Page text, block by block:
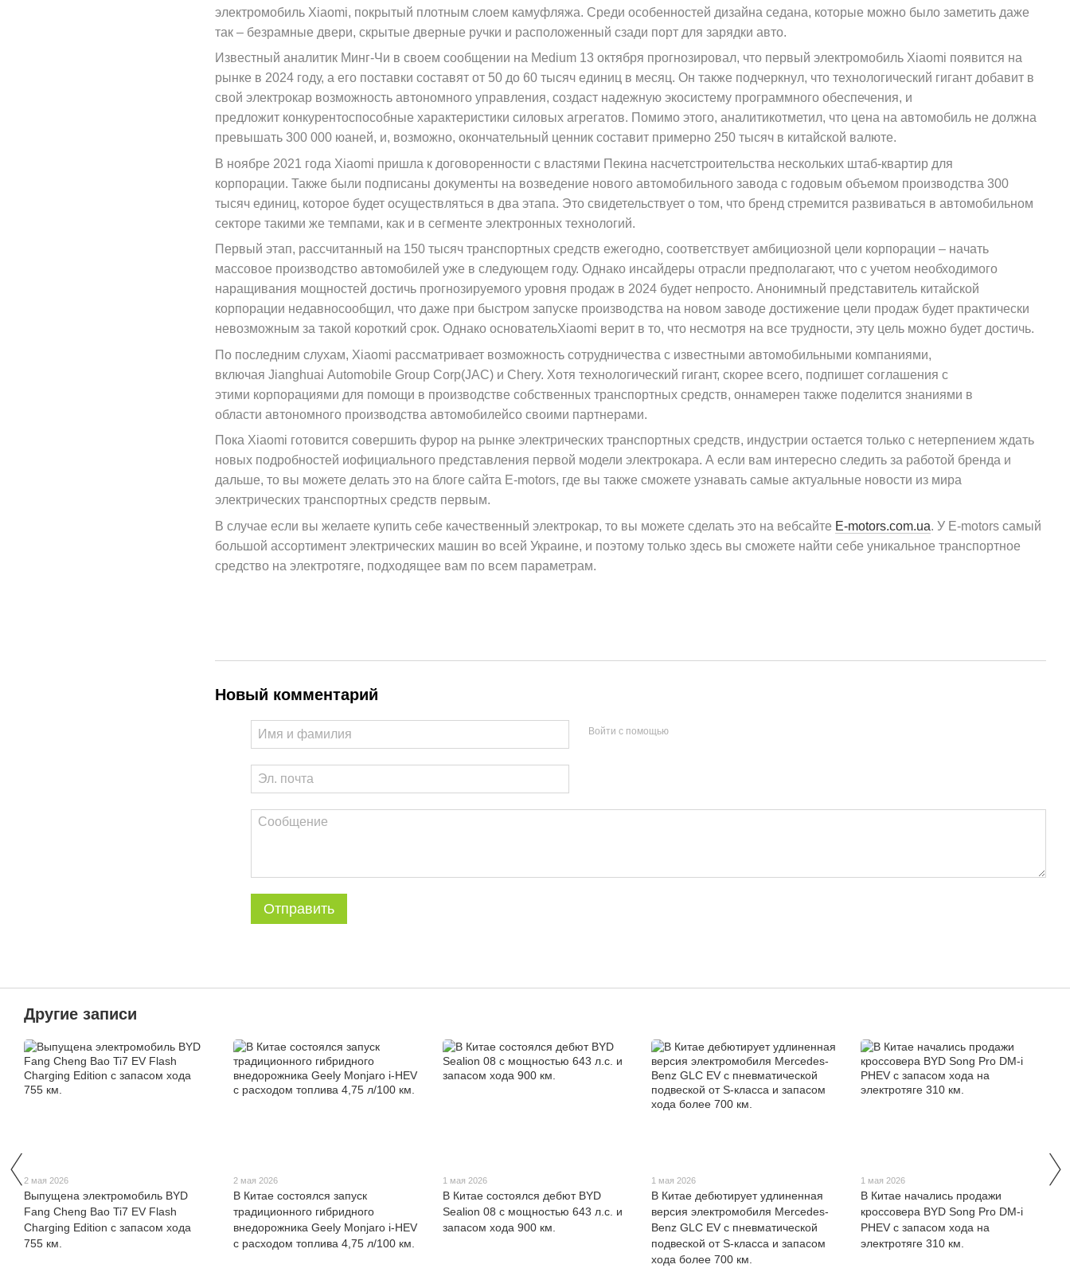
электромобиль Xiaomi, покрытый плотным слоем камуфляжа. Среди особенностей дизайна седана, которые можно было заметить даже
так – безрамные двери, скрытые дверные ручки и расположенный сзади порт для зарядки авто.
Известный аналитик Минг-Чи в своем сообщении на Medium 13 октября прогнозировал, что первый электромобиль Xiaomi появится на
рынке в 2024 году, а его поставки составят от 50 до 60 тысяч единиц в месяц. Он также подчеркнул, что технологический гигант добавит в
свой электрокар возможность автономного управления, создаст надежную экосистему программного обеспечения, и
предложит конкурентоспособные характеристики силовых агрегатов. Помимо этого, аналитикотметил, что цена на автомобиль не должна
превышать 300 000 юаней, и, возможно, окончательный ценник составит примерно 250 тысяч в китайской валюте.
В ноябре 2021 года Xiaomi пришла к договоренности с властями Пекина насчетстроительства нескольких штаб-квартир для
корпорации. Также были подписаны документы на возведение нового автомобильного завода с годовым объемом производства 300
тысяч единиц, которое будет осуществляться в два этапа. Это свидетельствует о том, что бренд стремится развиваться в автомобильном
секторе такими же темпами, как и в сегменте электронных технологий.
Первый этап, рассчитанный на 150 тысяч транспортных средств ежегодно, соответствует амбициозной цели корпорации – начать
массовое производство автомобилей уже в следующем году. Однако инсайдеры отрасли предполагают, что с учетом необходимого
наращивания мощностей достичь прогнозируемого уровня продаж в 2024 будет непросто. Анонимный представитель китайской
корпорации недавносообщил, что даже при быстром запуске производства на новом заводе достижение цели продаж будет практически
невозможным за такой короткий срок. Однако основательXiaomi верит в то, что несмотря на все трудности, эту цель можно будет достичь.
По последним слухам, Xiaomi рассматривает возможность сотрудничества с известными автомобильными компаниями,
включая Jianghuai Automobile Group Corp(JAC) и Chery. Хотя технологический гигант, скорее всего, подпишет соглашения с
этими корпорациями для помощи в производстве собственных транспортных средств, оннамерен также поделится знаниями в
области автономного производства автомобилейсо своими партнерами.
Пока Xiaomi готовится совершить фурор на рынке электрических транспортных средств, индустрии остается только с нетерпением ждать
новых подробностей иофициального представления первой модели электрокара. А если вам интересно следить за работой бренда и
дальше, то вы можете делать это на блоге сайта E-motors, где вы также сможете узнавать самые актуальные новости из мира
электрических транспортных средств первым.
В случае если вы желаете купить себе качественный электрокар, то вы можете сделать это на вебсайте E-motors.com.ua. У E-motors самый
большой ассортимент электрических машин во всей Украине, и поэтому только здесь вы сможете найти себе уникальное транспортное
средство на электротяге, подходящее вам по всем параметрам.
Новый комментарий
Войти с помощью
Отправить
Другие записи
2 мая 2026
Выпущена электромобиль BYD
Fang Cheng Bao Ti7 EV Flash
Charging Edition с запасом хода
755 км.
2 мая 2026
В Китае состоялся запуск
традиционного гибридного
внедорожника Geely Monjaro i-HEV
с расходом топлива 4,75 л/100 км.
1 мая 2026
В Китае состоялся дебют BYD
Sealion 08 с мощностью 643 л.с. и
запасом хода 900 км.
1 мая 2026
В Китае дебютирует удлиненная
версия электромобиля Mercedes-
Benz GLC EV с пневматической
подвеской от S-класса и запасом
хода более 700 км.
1 мая 2026
В Китае начались продажи
кроссовера BYD Song Pro DM-i
PHEV с запасом хода на
электротяге 310 км.